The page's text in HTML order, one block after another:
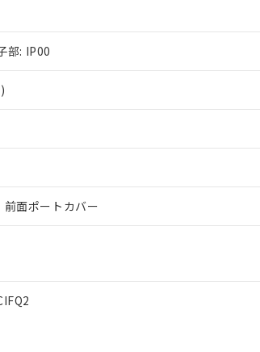
部: IP00
面ポートカバー